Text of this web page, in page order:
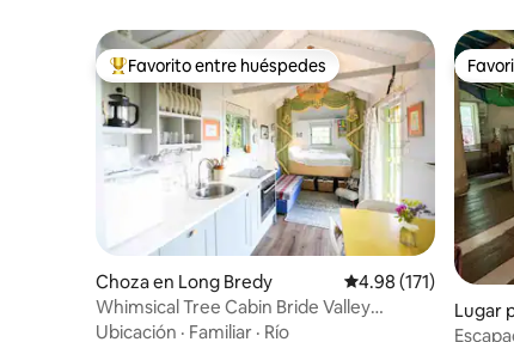
Favorito entre huéspedes preferido
Favorito entre huéspedes
Choza en Long Bredy Calificación
4.98 (171)
Whimsical Tree Cabin Bride Valley
Jurassic Coast
Ubicación · Familiar · Río
Lugar